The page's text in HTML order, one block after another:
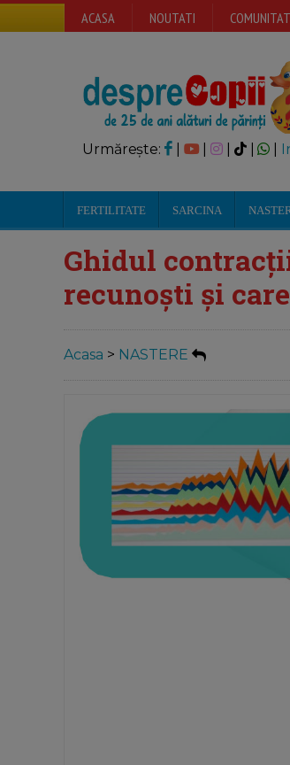
ACASA NOUTATI
Urmărește: | |
FERTILITATE SARCINA
Ghidul
recunoști și
Acasa > NASTERE